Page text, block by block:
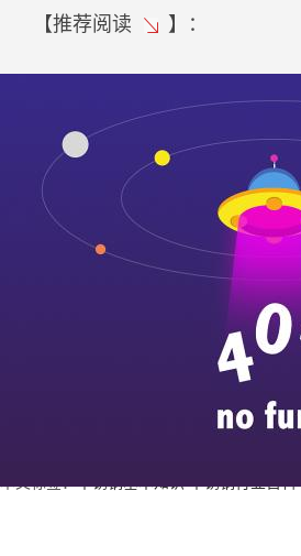
【推荐阅读 】：
装卸不锈钢管应该注意些什么
铁路客车用高端双相不锈钢成功生产
【求和小知识】不锈钢的钢板和钢带的